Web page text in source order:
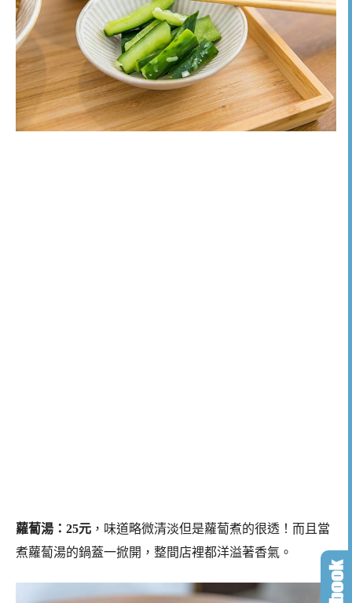
蘿蔔湯：25元 ，味道略微清淡但是蘿蔔煮的很透！而且當
煮蘿蔔湯的鍋蓋一掀開，整間店裡都洋溢著香氣。